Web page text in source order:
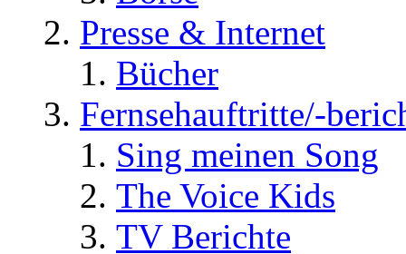
Presse & Internet
Bücher
Fernsehauftritte/-
Sing meinen Song
The Voice Kids
TV Berichte